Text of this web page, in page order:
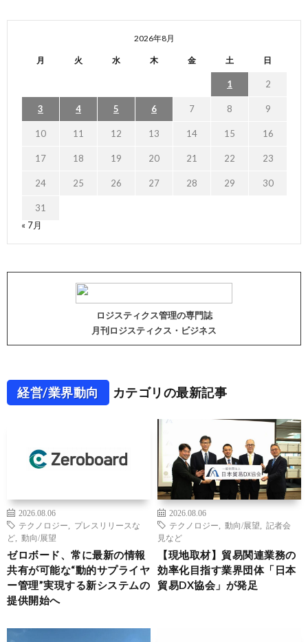
2026年8月
月 火 水 木 金 土 日
1 2
3 4 5 6 7 8 9
10 11 12 13 14 15 16
17 18 19 20 21 22 23
24 25 26 27 28 29 30
31
« 7月
ロジスティクス管理の専門誌
月刊ロジスティクス・ビジネス
経営/業界動向 カテゴリの最新記事
2026.08.06
テクノロジー
プレスリリースな
ど
動向/展望
ゼロボード、常に最新の情報
共有が可能な“動的サプライヤ
ー管理”実現する新システムの
提供開始へ
2026.08.06
テクノロジー
動向/展望
記者会
見など
【現地取材】貿易関連業務の
効率化目指す業界団体「日本
貿易DX協会」が発足